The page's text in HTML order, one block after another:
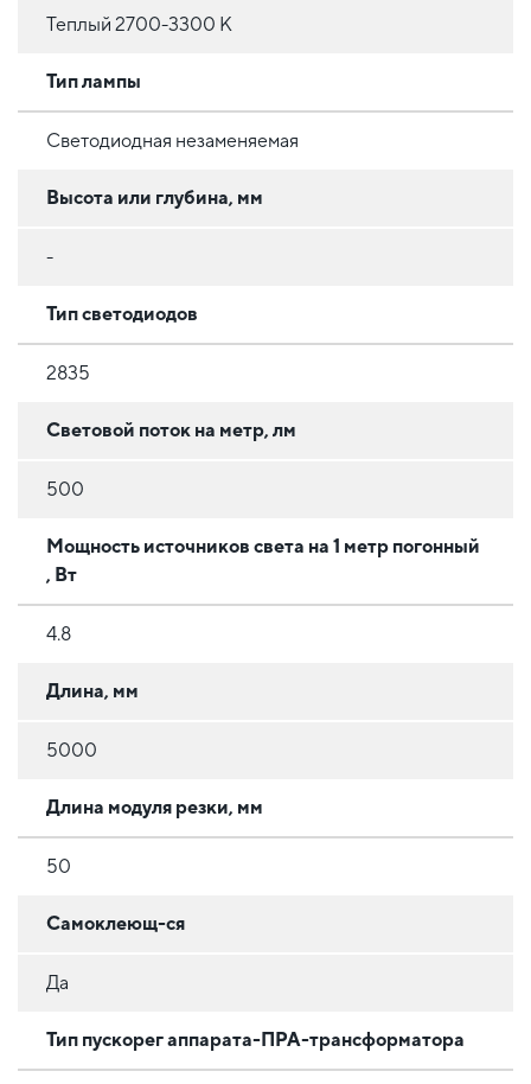
Теплый 2700-3300 К
Тип лампы
Светодиодная незаменяемая
Высота или глубина, мм
-
Тип светодиодов
2835
Световой поток на метр, лм
500
Мощность источников света на 1 метр погонный
, Вт
4.8
Длина, мм
5000
Длина модуля резки, мм
50
Самоклеющ-ся
Да
Тип пускорег аппарата-ПРА-трансформатора